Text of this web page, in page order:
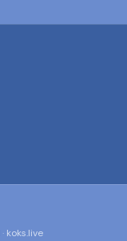
· koks.live